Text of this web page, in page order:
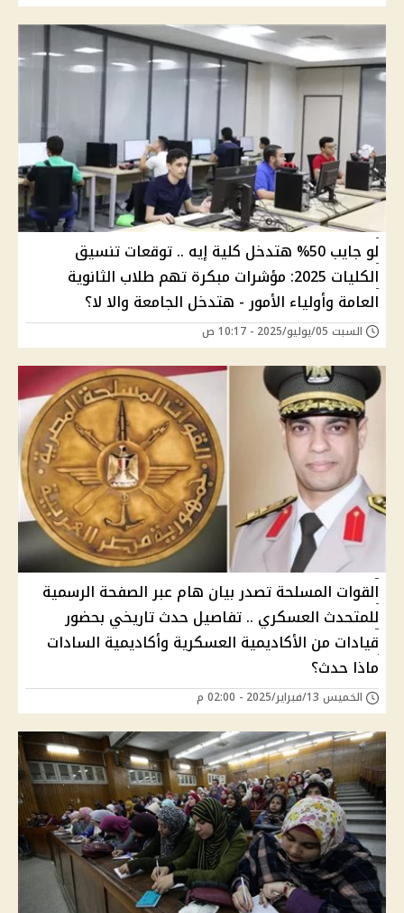
لو جايب 50% هتدخل كلية إيه .. توقعات تنسيق
الكليات 2025: مؤشرات مبكرة تهم طلاب الثانوية
العامة وأولياء الأمور - هتدخل الجامعة والا ﻻ؟
السبت 05/يوليو/2025 - 10:17 ص
القوات المسلحة تصدر بيان هام عبر الصفحة الرسمية
للمتحدث العسكري .. تفاصيل حدث تاريخي بحضور
قيادات من الأكاديمية العسكرية وأكاديمية السادات
ماذا حدث؟
الخميس 13/فبراير/2025 - 02:00 م